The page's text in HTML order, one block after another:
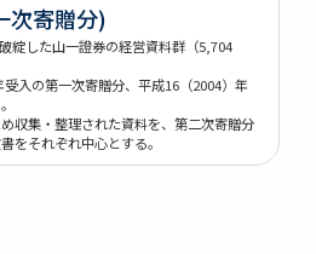
次寄贈分)
綻した山一證券の経営資料群（5,704
入の第一次寄贈分、平成16（2004）年
収集・整理された資料を、第二次寄贈分
をそれぞれ中心とする。